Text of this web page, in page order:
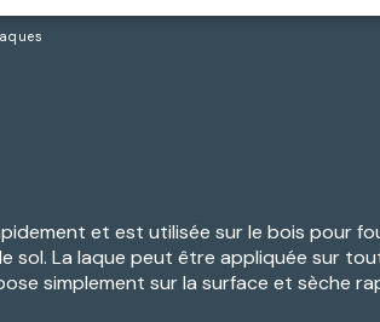
et est utilisée sur le bois pour
sol. La laque peut être appliquée sur
simplement sur la surface et sèche